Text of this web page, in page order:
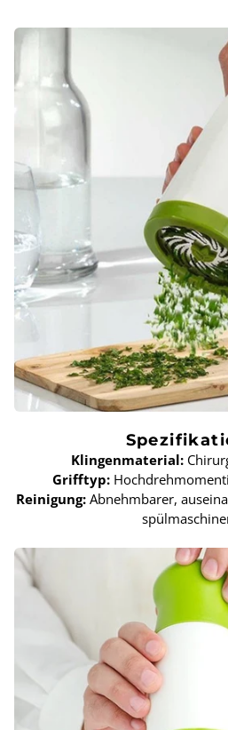
Klingenmaterial:
Grifftyp:
Reinigung:Abnehmbarer,